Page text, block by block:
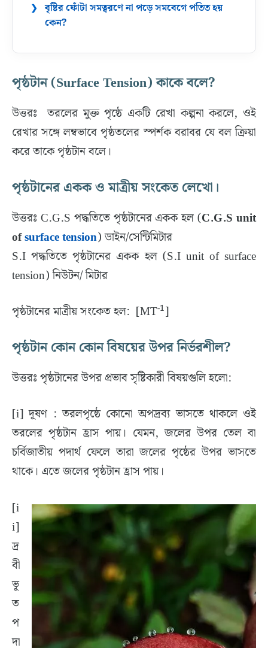
বৃষ্টির ফোঁটা সমত্বরণে না পড়ে সমবেগে পতিত হয়
কেন?
পৃষ্ঠটান (Surface Tension) কাকে বলে?
উত্তরঃ তরলের মুক্ত পৃষ্ঠে একটি রেখা কল্পনা করলে, ওই
রেখার সঙ্গে লম্বভাবে পৃষ্ঠতলের স্পর্শক বরাবর যে বল ক্রিয়া
করে তাকে পৃষ্ঠটান বলে।
পৃষ্ঠটানের একক ও মাত্রীয় সংকেত লেখো।
উত্তরঃ C.G.S পদ্ধতিতে পৃষ্ঠটানের একক হল (C.G.S unit
ofsurface tension) ডাইন/সেন্টিমিটার
S.I পদ্ধতিতে পৃষ্ঠটানের একক হল (S.I unit of surface
tension) নিউটন/ মিটার
পৃষ্ঠটানের মাত্রীয় সংকেত হল: [MT-1]
পৃষ্ঠটান কোন কোন বিষয়ের উপর নির্ভরশীল?
উত্তরঃ পৃষ্ঠটানের উপর প্রভাব সৃষ্টিকারী বিষয়গুলি হলো:
[i] দূষণ : তরলপৃষ্ঠে কোনো অপদ্রব্য ভাসতে থাকলে ওই
তরলের পৃষ্ঠটান হ্রাস পায়। যেমন, জলের উপর তেল বা
চর্বিজাতীয় পদার্থ ফেলে তারা জলের পৃষ্ঠের উপর ভাসতে
থাকে। এতে জলের পৃষ্ঠটান হ্রাস পায়।
[i
i]
দ্র
বী
ভূ
ত
প
দা